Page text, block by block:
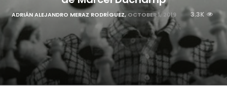
ADRIÁN ALEJANDRO MERAZ RODRÍGUEZ, OCTOBER 1, 2019 3.3K